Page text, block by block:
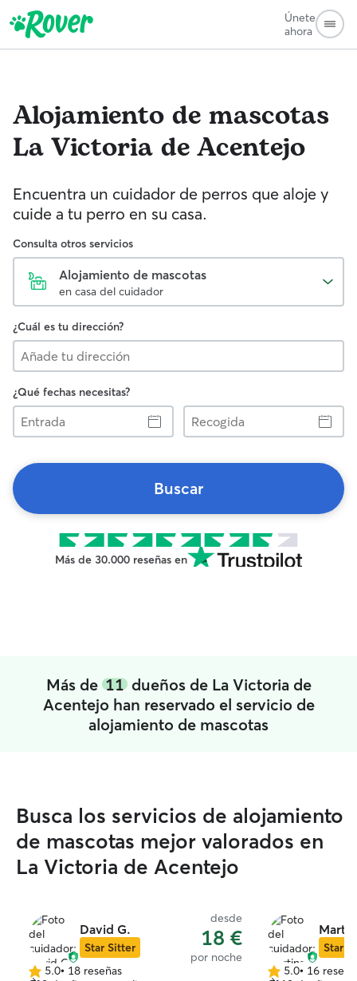
Únete
ahora
Alojamiento de mascotas
La Victoria de Acentejo
Encuentra un cuidador de perros que aloje y
cuide a tu perro en su casa.
Consulta otros servicios
Alojamiento de mascotas
en casa del cuidador
¿Cuál es tu dirección?
¿Qué fechas necesitas?
Entrada
Recogida
Buscar
Más de 30.000 reseñas en
Más de 11dueños de La Victoria de
Acentejo han reservado el servicio de
alojamiento de mascotas
Busca los servicios de alojamiento
de mascotas mejor valorados en
La Victoria de Acentejo
David G.
Star Sitter
desde
18 €
por noche
5.05.0• 18 reseñas
Star
5.0 5.0• 16